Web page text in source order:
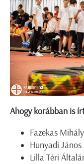
Ahogy korábban is
Fazekas
Hunyadi
Lilla Téri